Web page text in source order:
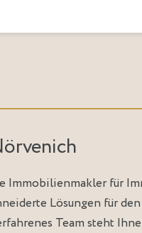
Immobilienmakler für
Lösungen für den
Team steht